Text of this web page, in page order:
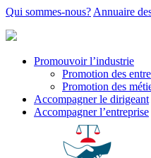
Qui sommes-nous? Annuaire
Promouvoir l’industrie
Promotion des
Promotion des
Accompagner le dirigeant
Accompagner l’entreprise